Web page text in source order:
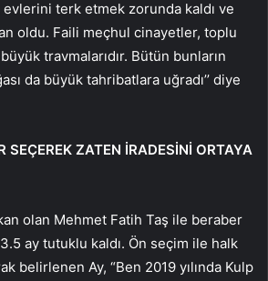
evlerini terk etmek zorunda kaldı ve
oldu. Faili meçhul cinayetler, toplu
travmalarıdır. Bütün bunların
da büyük tahribatlara uğradı’’ diye
SEÇEREK ZATEN İRADESİNİ ORTAYA
olan Mehmet Fatih Taş ile beraber
3.5 ay tutuklu kaldı. Ön seçim ile halk
belirlenen Ay, “Ben 2019 yılında Kulp